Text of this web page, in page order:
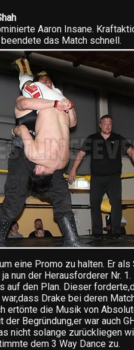
Aaron Insane.
das Match schnell.
eine Promo zu halten. Er
nun der Herausforderer Nr.
auf den Plan. Dieser
Drake bei deren
ertönte die Musik von
Begründung,er war auch
nicht solange zurückliegen
dem 3 Way Dance zu.